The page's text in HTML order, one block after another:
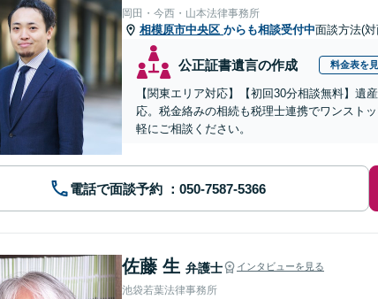
岡田・今西・山本法律事務所
相模原市中央区 からも相談受付中面談方法(
公正証書遺言の作成 料金表を
【関東エリア対応】【初回30分相談無料】
応。税金絡みの相続も税理士連携でワンスト
軽にご相談ください。
電話で面談予約
佐藤 生 弁護士 インタビューを見る
池袋若葉法律事務所